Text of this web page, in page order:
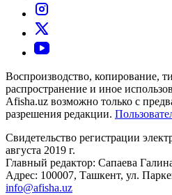
Воспроизводство, копирование,
распространение и иное
Afisha.uz возможно только с
разрешения редакции.
Свидетельство регистрации
августа 2019 г.
Главный редактор: Сапаева
Адрес: 100007, Ташкент, ул.
info@afisha.uz